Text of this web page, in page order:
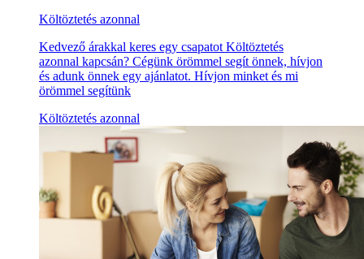
Költöztetés azonnal
Kedvező árakkal keres egy csapatot Költöztetés
azonnal kapcsán? Cégünk örömmel segít önnek, hívjon
és adunk önnek egy ajánlatot. Hívjon minket és mi
örömmel segítünk
Költöztetés azonnal